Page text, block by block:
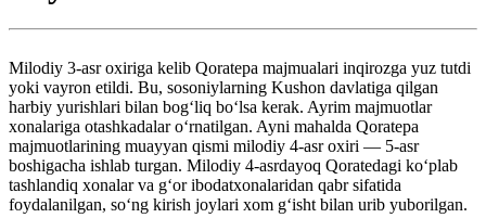
Milodiy 3-asr oxiriga kelib Qoratepa majmualari inqirozga yuz tutdi
yoki vayron etildi. Bu, sosoniylarning Kushon davlatiga qilgan
harbiy yurishlari bilan bogʻliq boʻlsa kerak. Ayrim majmuotlar
xonalariga otashkadalar oʻrnatilgan. Ayni mahalda Qoratepa
majmuotlarining muayyan qismi milodiy 4-asr oxiri — 5-asr
boshigacha ishlab turgan. Milodiy 4-asrdayoq Qoratedagi koʻplab
tashlandiq xonalar va gʻor ibodatxonalaridan qabr sifatida
foydalanilgan, soʻng kirish joylari xom gʻisht bilan urib yuborilgan.